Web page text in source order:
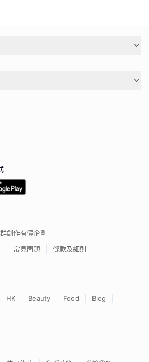
創作有價企劃
常見問題 條款及細則
HK Beauty Food
Blog